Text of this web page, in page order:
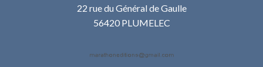
22 rue du Général de Gaulle
56420 PLUMELEC